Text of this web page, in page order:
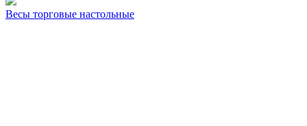
Весы торговые настольные